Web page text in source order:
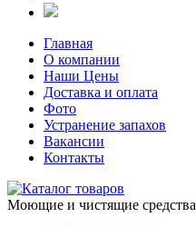
Главная
О компании
Наши Цены
Доставка и оплата
Фото
Устранение запахов
Вакансии
Контакты
Моющие и чистящие средства